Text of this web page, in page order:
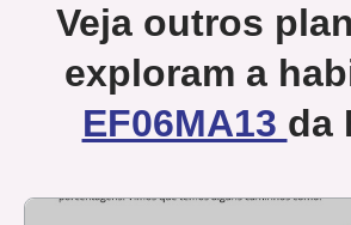
Veja outros
exploram a
EF06MA13 da